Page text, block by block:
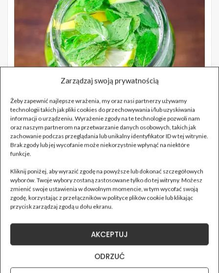
Zarządzaj swoją prywatnością
Żeby zapewnić najlepsze wrażenia, my oraz nasi partnerzy używamy
technologii takich jak pliki cookies do przechowywania i/lub uzyskiwania
informacji o urządzeniu. Wyrażenie zgody na te technologie pozwoli nam
oraz naszym partnerom na przetwarzanie danych osobowych, takich jak
zachowanie podczas przeglądania lub unikalny identyfikator ID w tej witrynie.
Brak zgody lub jej wycofanie może niekorzystnie wpłynąć na niektóre
funkcje.
Kliknij poniżej, aby wyrazić zgodę na powyższe lub dokonać szczegółowych
wyborów. Twoje wybory zostaną zastosowane tylko do tej witryny. Możesz
zmienić swoje ustawienia w dowolnym momencie, w tym wycofać swoją
zgodę, korzystając z przełączników w polityce plików cookie lub klikając
przycisk zarządzaj zgodą u dołu ekranu.
AKCEPTUJ
ODRZUĆ